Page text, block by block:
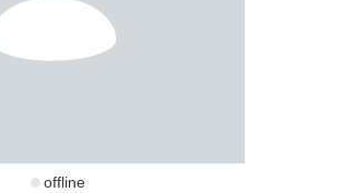
offline